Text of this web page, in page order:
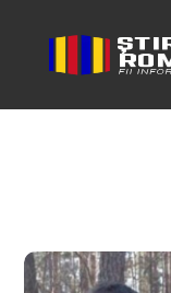
cu cat